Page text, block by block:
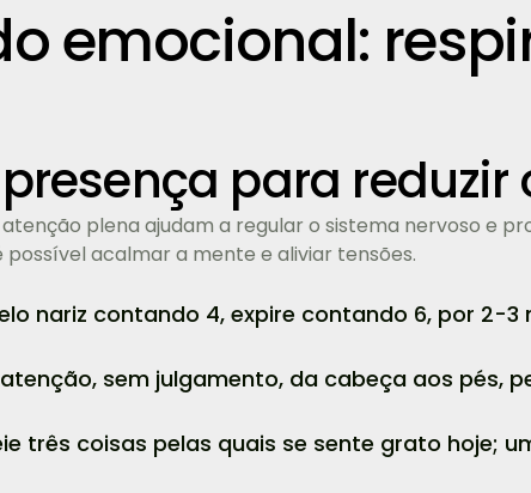
emocional:
para reduzir
plena ajudam a regular o sistema nervoso e
possível acalmar a mente e aliviar tensões.
nariz contando 4, expire contando 6, por 2-3
sem julgamento, da cabeça aos pés,
três coisas pelas quais se sente grato hoje;